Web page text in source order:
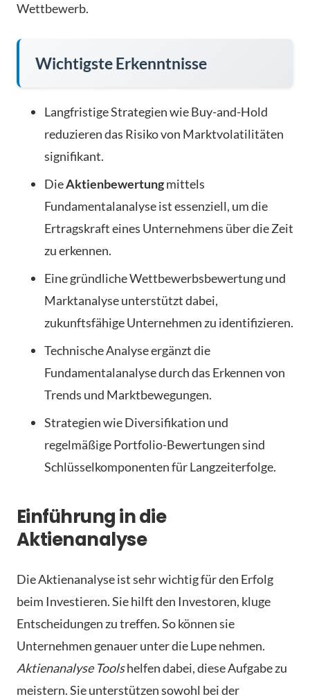
Wettbewerb.
Wichtigste Erkenntnisse
Langfristige Strategien wie Buy-and-Hold
reduzieren das Risiko von Marktvolatilitäten
signifikant.
DieAktienbewertungmittels
Fundamentalanalyse ist essenziell, um die
Ertragskraft eines Unternehmens über die Zeit
zu erkennen.
Eine gründliche Wettbewerbsbewertung und
Marktanalyse unterstützt dabei,
zukunftsfähige Unternehmen zu identifizieren.
Technische Analyse ergänzt die
Fundamentalanalyse durch das Erkennen von
Trends und Marktbewegungen.
Strategien wie Diversifikation und
regelmäßige Portfolio-Bewertungen sind
Schlüsselkomponenten für Langzeiterfolge.
Einführung in die
Aktienanalyse
Die Aktienanalyse ist sehr wichtig für den Erfolg
beim Investieren. Sie hilft den Investoren, kluge
Entscheidungen zu treffen. So können sie
Unternehmen genauer unter die Lupe nehmen.
Aktienanalyse Toolshelfen dabei, diese Aufgabe zu
meistern. Sie unterstützen sowohl bei der